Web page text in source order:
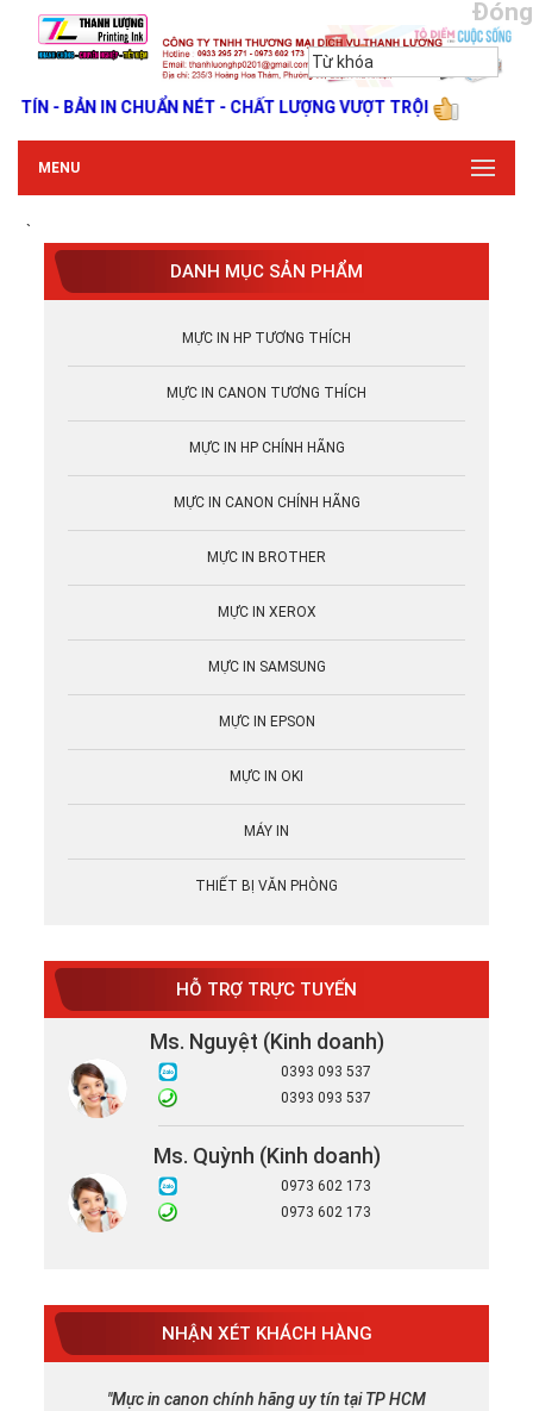
Đóng
- BẢN IN CHUẨN NÉT - CHẤT LƯỢNG VƯỢT TRỘI
MENU
`
DANH MỤC SẢN PHẨM
MỰC IN HP TƯƠNG THÍCH
MỰC IN CANON TƯƠNG THÍCH
MỰC IN HP CHÍNH HÃNG
MỰC IN CANON CHÍNH HÃNG
MỰC IN BROTHER
MỰC IN XEROX
MỰC IN SAMSUNG
MỰC IN EPSON
MỰC IN OKI
MÁY IN
THIẾT BỊ VĂN PHÒNG
HỖ TRỢ TRỰC TUYẾN
Ms. Nguyệt (Kinh doanh)
0393 093 537
0393 093 537
Ms. Quỳnh (Kinh doanh)
0973 602 173
0973 602 173
NHẬN XÉT KHÁCH HÀNG
"Mực in canon chính hãng uy tín tại TP HCM